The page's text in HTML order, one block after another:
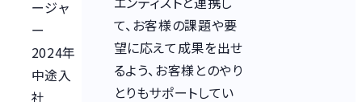
ージャ
ー
2024年
中途入
社
て、お客様の課題や要
望に応えて成果を出せ
るよう、お客様とのやり
とりもサポートしてい